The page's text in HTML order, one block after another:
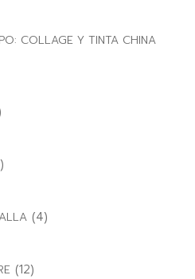
COLLAGE Y TINTA CHINA
(4)
(12)